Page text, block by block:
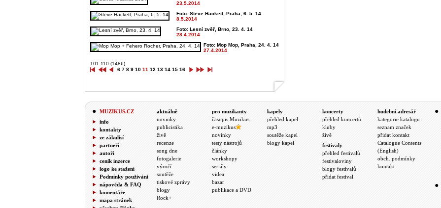
23.5.2014
Foto: Steve Hackett, Praha, 6. 5. 14
8.5.2014
Foto: Lesní zvěř, Brno, 23. 4. 14
28.4.2014
Foto: Mop Mop, Praha, 24. 4. 14
27.4.2014
101-110 (1486)
6 7 8 9 10 11 12 13 14 15 16
MUZIKUS.CZ
info
kontakty
ze zákulisí
partneři
autoři
ceník inzerce
logo ke stažení
Podmínky používání
nápověda & FAQ
komentáře
mapa stránek
aktuálně
novinky
publicistika
živě
recenze
song dne
fotogalerie
výročí
soutěže
tiskové zprávy
blogy
Rock+
pro muzikanty
časopis Muzikus
e-muzikus
novinky
testy nástrojů
články
workshopy
seriály
videa
bazar
publikace a DVD
kapely
přehled kapel
mp3
soutěže kapel
blogy kapel
koncerty
přehled koncertů
kluby
živě
festivaly
přehled festivalů
festivaloviny
blogy festivalů
přidat festival
hudební adresář
kategorie katalogu
seznam značek
přidat kontakt
Catalogue Contents
(English)
obch. podmínky
kontakt